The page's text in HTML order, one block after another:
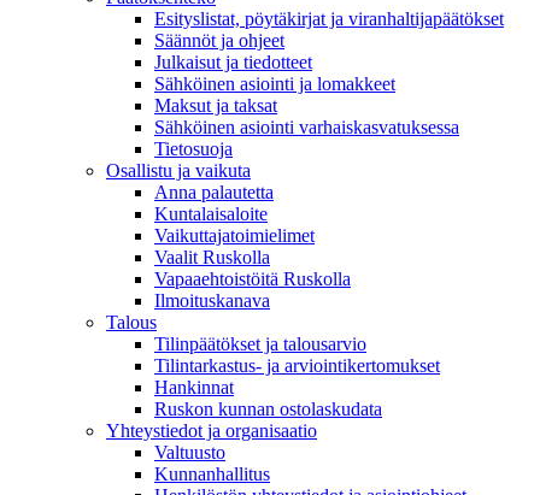
Esityslistat, pöytäkirjat ja viranhaltijapäätökset
Säännöt ja ohjeet
Julkaisut ja tiedotteet
Sähköinen asiointi ja lomakkeet
Maksut ja taksat
Sähköinen asiointi varhaiskasvatuksessa
Tietosuoja
Osallistu ja vaikuta
Anna palautetta
Kuntalaisaloite
Vaikuttajatoimielimet
Vaalit Ruskolla
Vapaaehtoistöitä Ruskolla
Ilmoituskanava
Talous
Tilinpäätökset ja talousarvio
Tilintarkastus- ja arviointikertomukset
Hankinnat
Ruskon kunnan ostolaskudata
Yhteystiedot ja organisaatio
Valtuusto
Kunnanhallitus